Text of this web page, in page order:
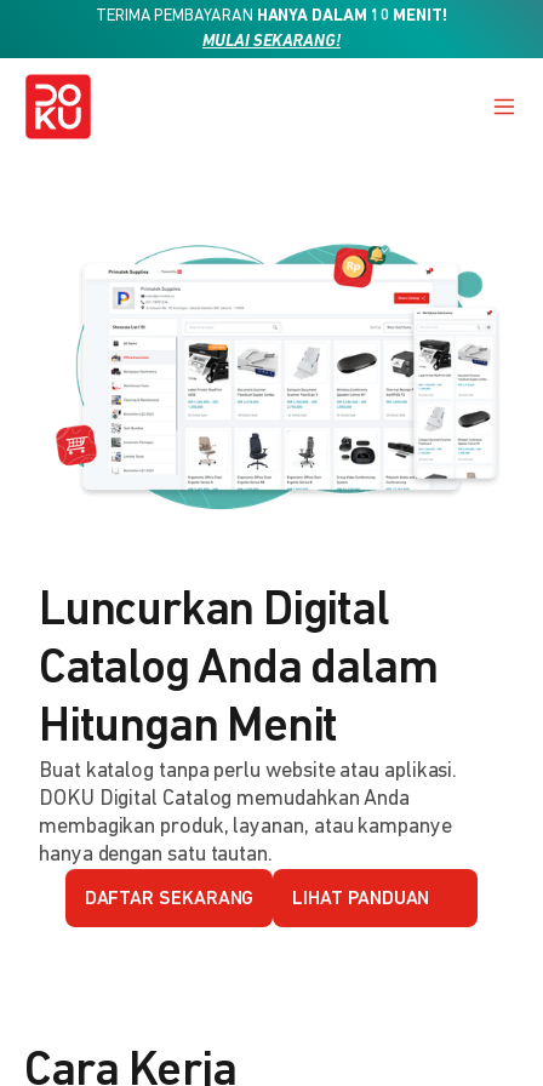
TERIMA PEMBAYARAN HANYA DALAM 10 MENIT!
MULAI SEKARANG!
Luncurkan Digital
Catalog Anda dalam
Hitungan Menit
Buat katalog tanpa perlu website atau aplikasi.
DOKU Digital Catalog memudahkan Anda
membagikan produk, layanan, atau kampanye
hanya dengan satu tautan.
DAFTAR SEKARANG LIHAT PANDUAN
Cara Kerja